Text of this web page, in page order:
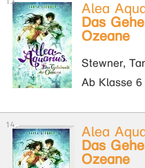
Alea
Das
Ozeane
Stewner,
Ab Klasse 6
Alea
Das
Ozeane